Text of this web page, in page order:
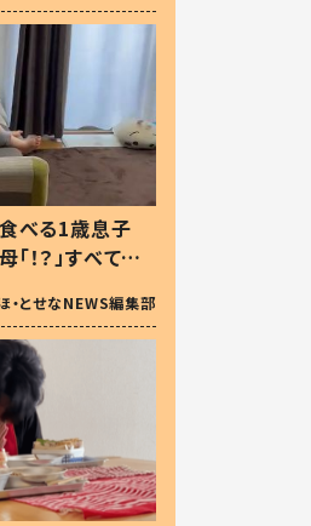
食べる1歳息子
！？」すべてを
愛いから許
・とせなNEWS編集部